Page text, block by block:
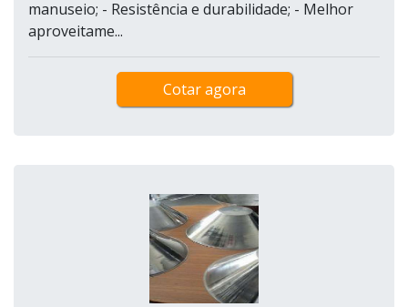
manuseio; - Resistência e durabilidade; - Melhor
aproveitame...
Cotar agora